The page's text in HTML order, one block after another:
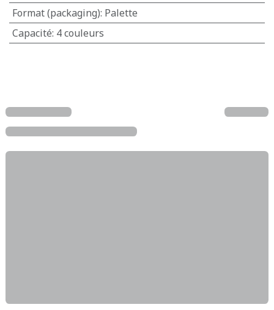
Format (packaging): Palette
Capacité: 4 couleurs